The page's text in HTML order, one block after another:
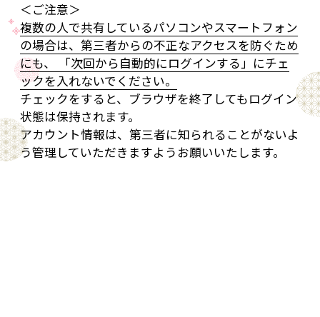
＜ご注意＞
複数の人で共有しているパソコンやスマートフォン
の場合は、第三者からの不正なアクセスを防ぐため
にも、 「次回から自動的にログインする」にチェ
ックを入れないでください。
チェックをすると、ブラウザを終了してもログイン
状態は保持されます。
アカウント情報は、第三者に知られることがないよ
う管理していただきますようお願いいたします。